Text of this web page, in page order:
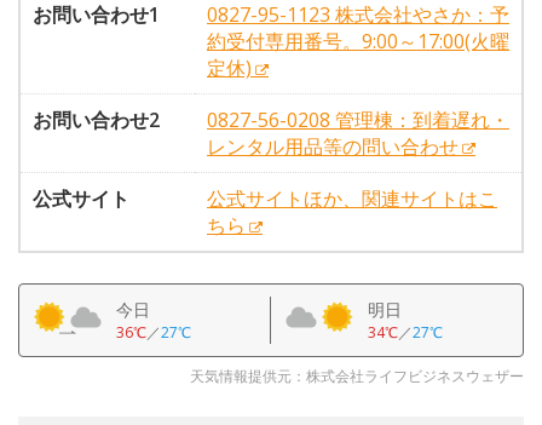
お問い合わせ1
0827-95-1123 株式会社やさか：予
約受付専用番号。9:00～17:00(火曜
定休)
お問い合わせ2
0827-56-0208 管理棟：到着遅れ・
レンタル用品等の問い合わせ
公式サイト
公式サイトほか、関連サイトはこ
ちら
今日
36℃／27℃
明日
34℃／27℃
天気情報提供元：株式会社ライフビジネスウェザー